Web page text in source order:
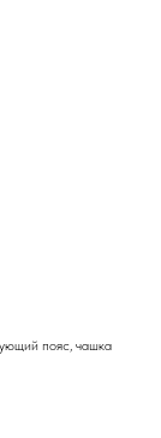
пояс, чашка